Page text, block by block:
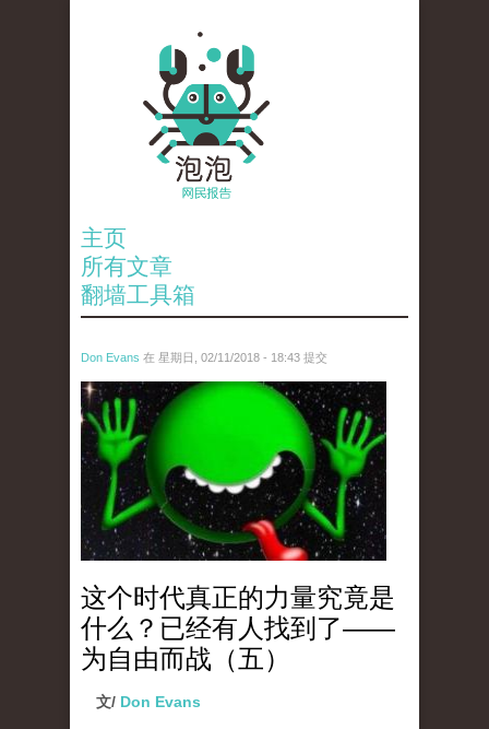
主页
所有文章
翻墙工具箱
Don Evans 在 星期日, 02/11/2018 - 18:43 提交
wechatimg1429.jpeg
这个时代真正的力量究竟是
什么？已经有人找到了——
为自由而战（五）
文/ Don Evans